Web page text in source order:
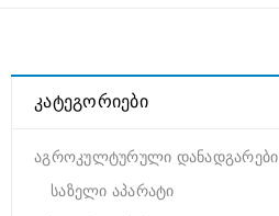
ᲙᲐᲢᲔᲒᲝᲠᲘᲔᲑᲘ
აგროკულტურული დანადგარები
საზელი აპარატი